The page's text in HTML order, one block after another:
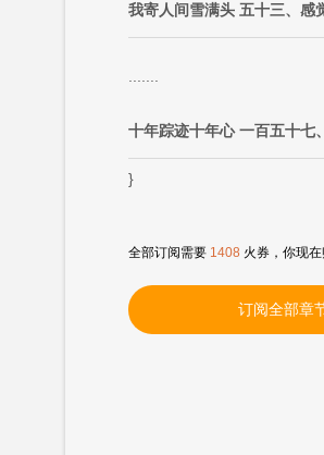
我寄人间雪满头 五十三、感
十年踪迹十年心 一百五十七
}
全部订阅需要 1408 火券，你现
订阅全部章